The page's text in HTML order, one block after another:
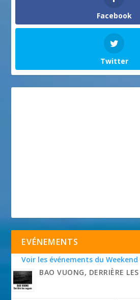
Facebook
Twitter
EVÉNEMENTS
Voir les événements du Weekend
BAO VUONG, DERRIÈRE